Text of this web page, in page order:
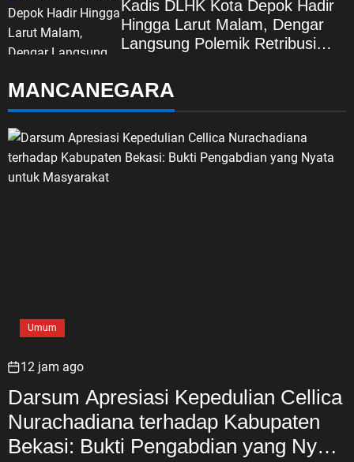
Kadis DLHK Kota Depok Hadir
Hingga Larut Malam, Dengar
Langsung Polemik Retribusi
MANCANEGARA
Umum
12 jam ago
Darsum Apresiasi Kepedulian Cellica
Nurachadiana terhadap Kabupaten
Bekasi: Bukti Pengabdian yang Nyata